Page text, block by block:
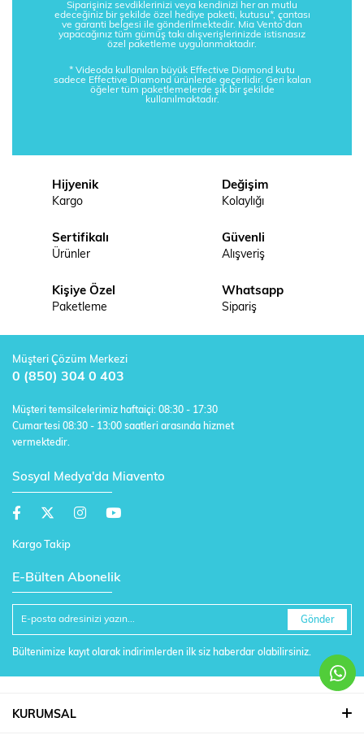
Siparişiniz sevdiklerinizi veya kendinizi her an mutlu
edeceğiniz bir şekilde özel hediye paketi, kutusu*, çantası
ve garanti belgesi ile gönderilmektedir. Mia Vento’dan
yapacağınız tüm gümüş takı alışverişlerinizde istisnasız
özel paketleme uygulanmaktadır.
* Videoda kullanılan büyük Effective Diamond kutu
sadece Effective Diamond ürünlerde geçerlidir. Geri kalan
öğeler tüm paketlemelerde şık bir şekilde
kullanılmaktadır.
Hijyenik
Kargo
Değişim
Kolaylığı
Sertifikalı
Ürünler
Güvenli
Alışveriş
Kişiye Özel
Paketleme
Whatsapp
Sipariş
Müşteri Çözüm Merkezi
0 (850) 304 0 403
Müşteri temsilcelerimiz haftaiçi: 08:30 - 17:30
Cumartesi 08:30 - 13:00 saatleri arasında hizmet
vermektedir.
Sosyal Medya'da Miavento
Kargo Takip
E-Bülten Abonelik
Gönder
Bültenimize kayıt olarak indirimlerden ilk siz haberdar olabilirsiniz.
KURUMSAL